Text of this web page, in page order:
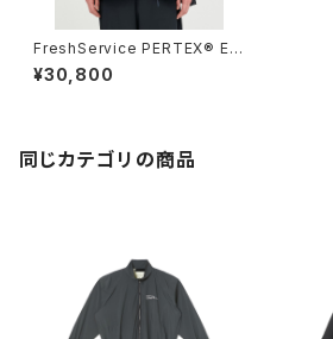
FreshService PERTEX® EQ
UILIBRIUM TRACK BLOUS
ON
¥30,800
同じカテゴリの商品